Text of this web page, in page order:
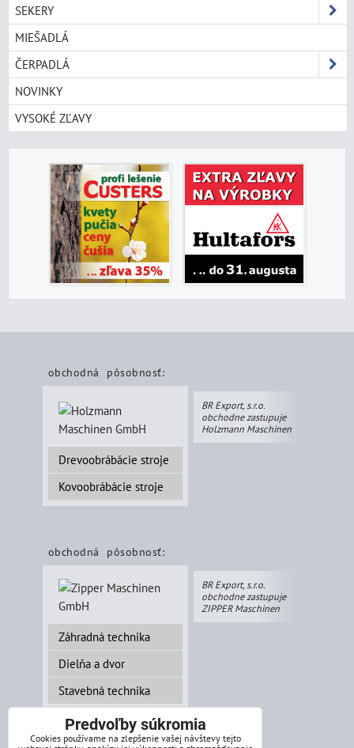
SEKERY
MIEŠADLÁ
ČERPADLÁ
NOVINKY
VYSOKÉ ZĽAVY
obchodná pôsobnosť:
Drevoobrábácie stroje
Kovoobrábácie stroje
BR Export, s.r.o.
obchodne zastupuje
Holzmann Maschinen
obchodná pôsobnosť:
Záhradná technika
Dielňa a dvor
Stavebná technika
BR Export, s.r.o.
obchodne zastupuje
ZIPPER Maschinen
Predvoľby súkromia
Cookies používame na zlepšenie vašej návštevy tejto